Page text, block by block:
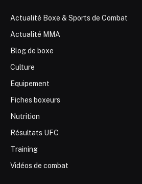
Actualité Boxe & Sports de Combat
Actualité MMA
Blog de boxe
Culture
Equipement
Fiches boxeurs
Nutrition
Résultats UFC
Training
Vidéos de combat